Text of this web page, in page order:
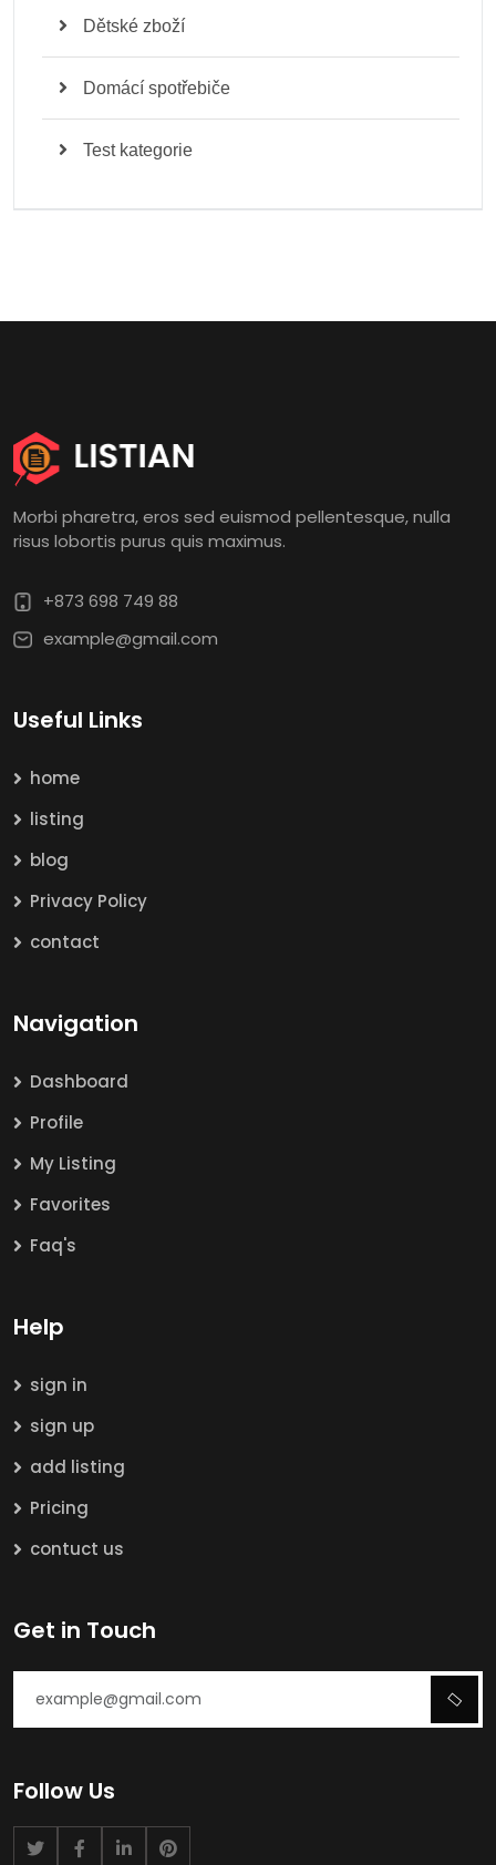
Dětské zboží
Domácí spotřebiče
Test kategorie
Morbi pharetra, eros sed euismod pellentesque, nulla
risus lobortis purus quis maximus.
+873 698 749 88
example@gmail.com
Useful Links
home
listing
blog
Privacy Policy
contact
Navigation
Dashboard
Profile
My Listing
Favorites
Faq's
Help
sign in
sign up
add listing
Pricing
contuct us
Get in Touch
Follow Us